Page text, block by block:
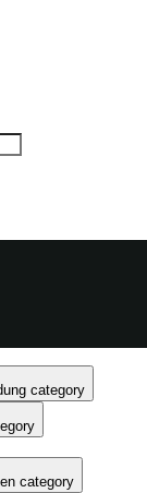
category
category